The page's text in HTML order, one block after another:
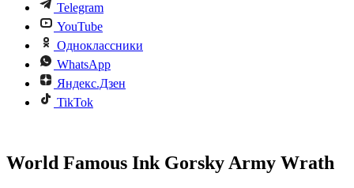
Telegram
YouTube
Одноклассники
WhatsApp
Яндекс.Дзен
TikTok
World Famous Ink Gorsky Army Wrath